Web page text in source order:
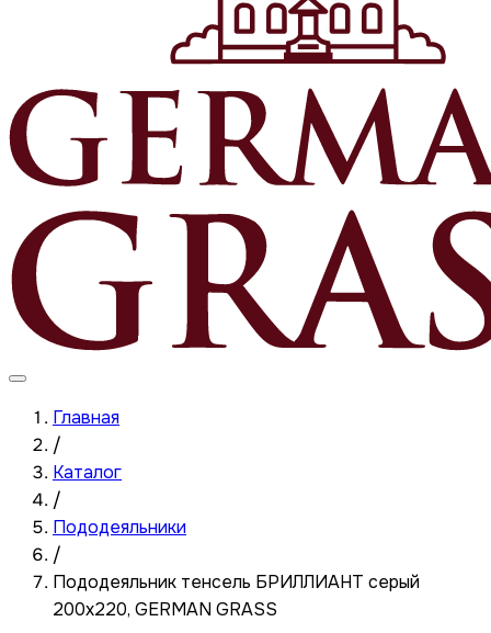
Главная
/
Каталог
/
Пододеяльники
/
Пододеяльник тенсель БРИЛЛИАНТ серый
200x220, GERMAN GRASS